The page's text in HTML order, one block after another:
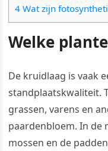
4 Wat zijn
Welke
De kruidlaag is vaak
standplaatskwaliteit.
grassen, varens en
paardenbloem. In de
mossen en de